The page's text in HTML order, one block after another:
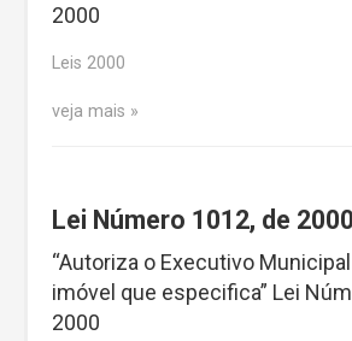
2000
Leis 2000
veja mais
Lei Número 1012, de 2000
“Autoriza o Executivo
imóvel que especifica” Lei
2000